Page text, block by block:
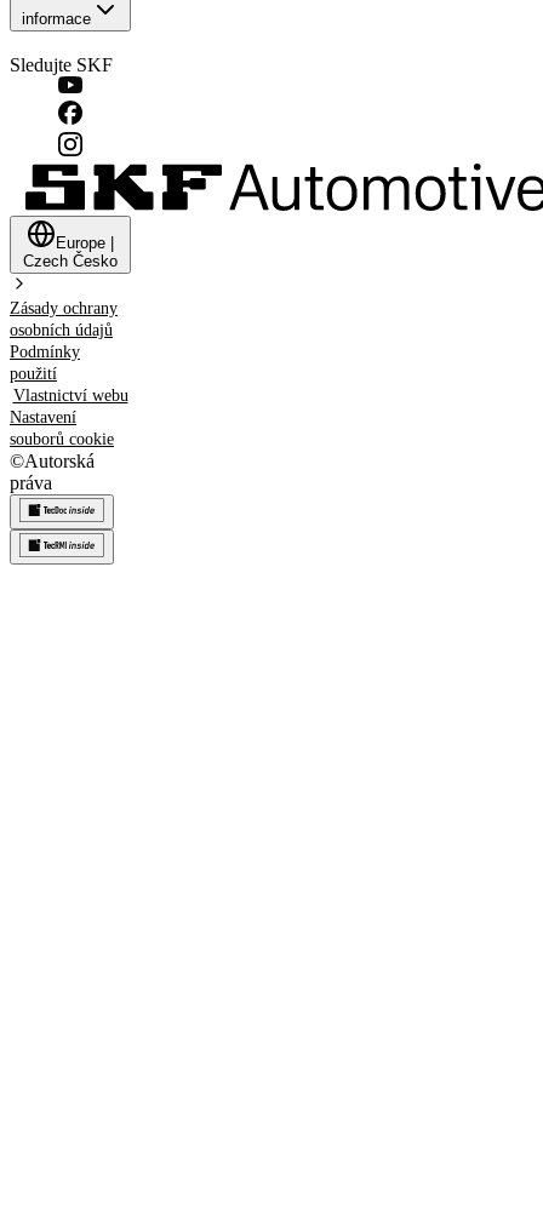
informace
Sledujte SKF
Europe
Czech Česko
Zásady ochrany
osobních údajů
Podmínky
použití
Vlastnictví webu
Nastavení
souborů cookie
©Autorská
práva